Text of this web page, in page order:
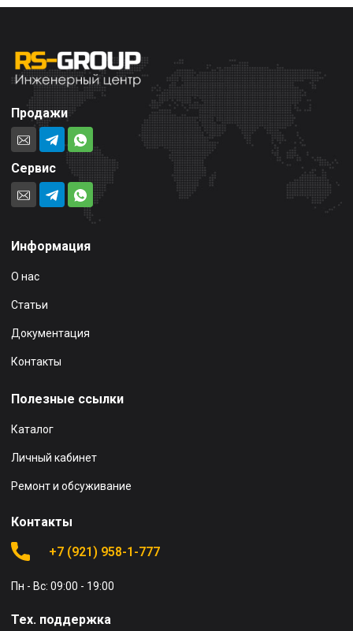
Продажи
Сервис
Информация
О нас
Статьи
Документация
Контакты
Полезные ссылки
Каталог
Личный кабинет
Ремонт и обсуживание
Контакты
+7 (921) 958-1-777
Пн - Вс: 09:00 - 19:00
Тех. поддержка